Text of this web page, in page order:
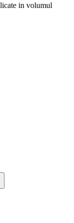
in volumul